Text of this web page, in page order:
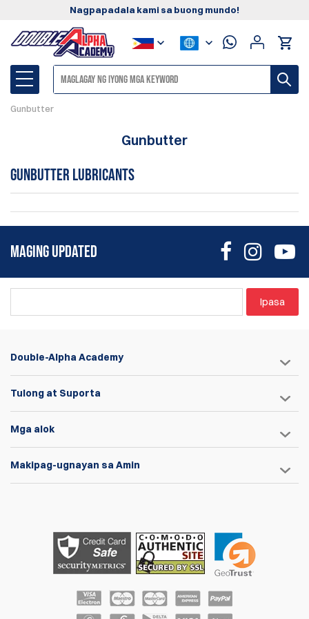
Nagpapadala kami sa buong mundo!
Gunbutter
Gunbutter
Gunbutter Lubricants
MAGING UPDATED
Ipasa
Double-Alpha Academy
Tulong at Suporta
Mga alok
Makipag-ugnayan sa Amin